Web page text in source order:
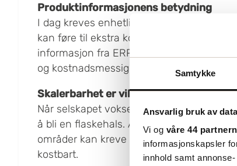
Samtykke
Ansvarlig bruk av
Vi og våre 44
informasjonskapsler
innhold samt
Produktinformasjonens betydning
I dag kreves enhetlig produktinformasjon
kan føre til ekstra kostnader ved sene
informasjon fra ERP- eller MRP-
og kostnadsmessig utfordrende.
Skalerbarhet er viktig
Når selskapet vokser, må
å bli en flaskehals. Å inkludere nye
områder kan kreve tilpasninger i
kostbart.